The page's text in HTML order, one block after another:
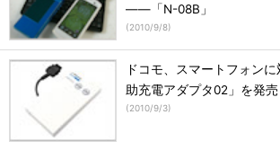
――「N-08B」
(2010/9/8)
ドコモ、スマートフォン
助充電アダプタ02」を発売
(2010/9/3)